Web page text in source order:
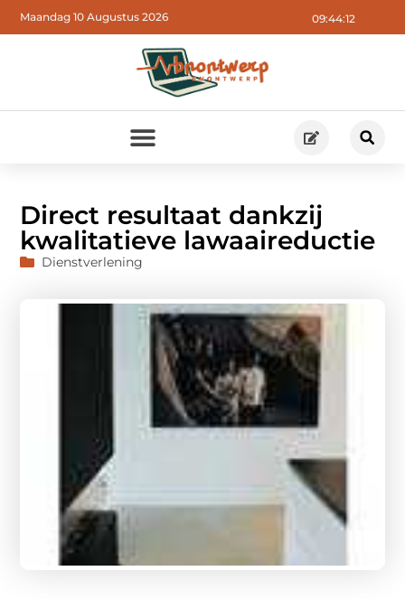
09:44:13
Maandag 10 Augustus 2026
Direct resultaat dankzij
kwalitatieve lawaaireductie
Dienstverlening